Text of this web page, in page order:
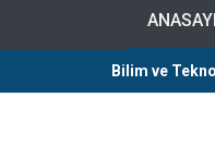
Bilim ve